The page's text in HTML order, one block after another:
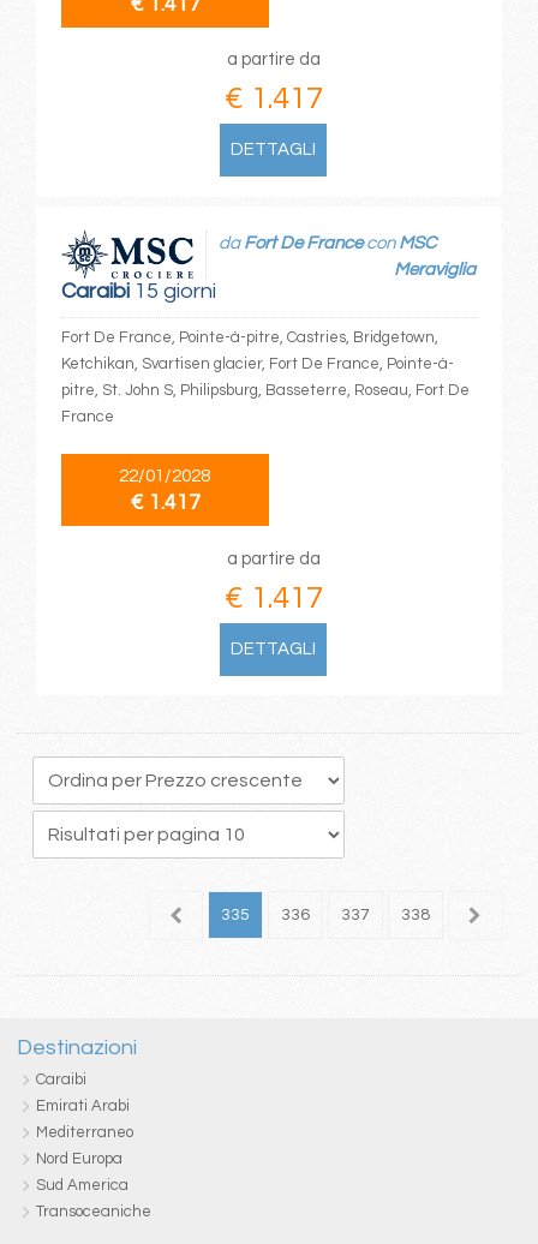
a partire da
€ 1.417
DETTAGLI
Caraibi15 giorni
da Fort De Francecon MSC
Meraviglia
Fort De France, Pointe-à-pitre, Castries, Bridgetown,
Ketchikan, Svartisen glacier, Fort De France, Pointe-à-
pitre, St. John S, Philipsburg, Basseterre, Roseau, Fort De
France
22/01/2028
€ 1.417
a partire da
€ 1.417
DETTAGLI
334 335 336 337 338 339
Destinazioni
Caraibi
Emirati Arabi
Mediterraneo
Nord Europa
Sud America
Transoceaniche